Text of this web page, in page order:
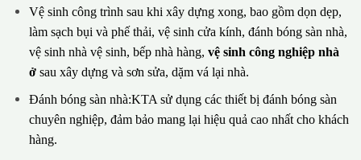
Vệ sinh công trình sau khi xây dựng xong, bao gồm dọn dẹp,
làm sạch bụi và phế thải, vệ sinh cửa kính, đánh bóng sàn nhà,
vệ sinh nhà vệ sinh, bếp nhà hàng, vệ sinh công nghiệp nhà
ởsau xây dựng và sơn sửa, dặm vá lại nhà.
Đánh bóng sàn nhà:KTA sử dụng các thiết bị đánh bóng sàn
chuyên nghiệp, đảm bảo mang lại hiệu quả cao nhất cho khách
hàng.